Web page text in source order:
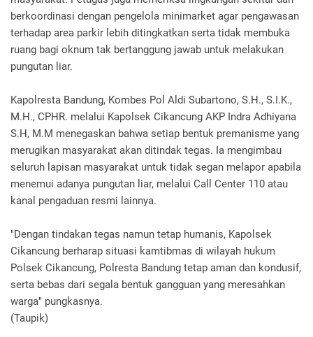
berkoordinasi dengan pengelola minimarket agar pengawasan
terhadap area parkir lebih ditingkatkan serta tidak membuka
ruang bagi oknum tak bertanggung jawab untuk melakukan
pungutan liar.
Kapolresta Bandung, Kombes Pol Aldi Subartono, S.H., S.I.K.,
M.H., CPHR. melalui Kapolsek Cikancung AKP Indra Adhiyana
S.H, M.M menegaskan bahwa setiap bentuk premanisme yang
merugikan masyarakat akan ditindak tegas. Ia mengimbau
seluruh lapisan masyarakat untuk tidak segan melapor apabila
menemui adanya pungutan liar, melalui Call Center 110 atau
kanal pengaduan resmi lainnya.
"Dengan tindakan tegas namun tetap humanis, Kapolsek
Cikancung berharap situasi kamtibmas di wilayah hukum
Polsek Cikancung, Polresta Bandung tetap aman dan kondusif,
serta bebas dari segala bentuk gangguan yang meresahkan
warga" pungkasnya.
(Taupik)